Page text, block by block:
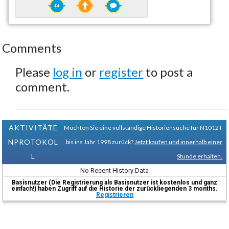
Comments
Please log in or register to post a
comment.
AKTIVITÄTE
NPROTOKOL
L
Möchten Sie eine vollständige Historiensuche für N1012T
bis ins Jahr 1998 zurück? Jetzt kaufen und innerhalb einer
Stunde erhalten.
No Recent History Data
Basisnutzer (Die Registrierung als Basisnutzer ist kostenlos und ganz
einfach!) haben Zugriff auf die Historie der zurückliegenden 3 months.
Registrieren